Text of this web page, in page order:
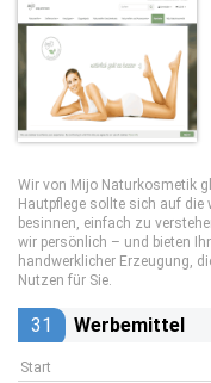
Wir von Mijo Naturkosmetik
Hautpflege sollte sich auf
besinnen, einfach zu
wir persönlich – und bieten
handwerklicher Erzeugung,
Nutzen für Sie.
31 Werbemittel
Start